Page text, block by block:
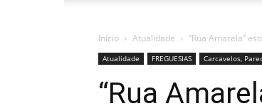
Início Atualidade “Rua Amarela”
Atualidade FREGUESIAS Carcavelos,
“Rua